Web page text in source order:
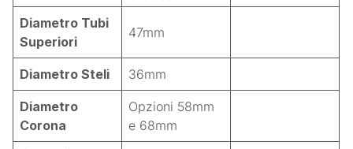
Diametro Tubi
Superiori
47mm
Diametro Steli 36mm
Diametro
Corona
Opzioni 58mm
e 68mm